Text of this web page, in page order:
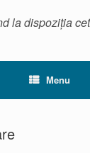
la dispoziția
Menu